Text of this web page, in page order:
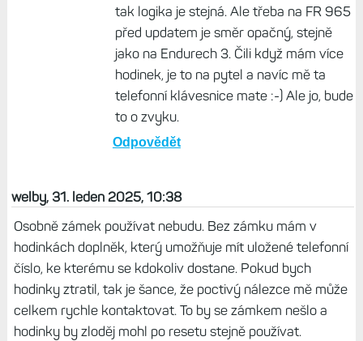
tak logika je stejná. Ale třeba na FR 965
před updatem je směr opačný, stejně
jako na Endurech 3. Čili když mám více
hodinek, je to na pytel a navíc mě ta
telefonní klávesnice mate :-) Ale jo, bude
to o zvyku.
Odpovědět
welby, 31. leden 2025, 10:38
Osobně zámek používat nebudu. Bez zámku mám v
hodinkách doplněk, který umožňuje mít uložené telefonní
číslo, ke kterému se kdokoliv dostane. Pokud bych
hodinky ztratil, tak je šance, že poctivý nálezce mě může
celkem rychle kontaktovat. To by se zámkem nešlo a
hodinky by zloděj mohl po resetu stejně používat.